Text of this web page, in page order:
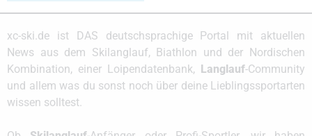
xc-ski.de ist DAS deutschsprachige Portal mit aktuellen
News aus dem Skilanglauf, Biathlon und der Nordischen
Kombination, einer Loipendatenbank, Langlauf-Community
und allem was du sonst noch über deine Lieblingssportarten
wissen solltest.